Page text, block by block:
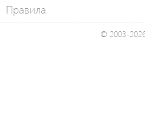
Правила
© 2003-